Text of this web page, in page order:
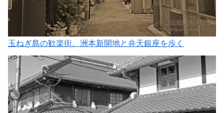
玉ねぎ島の歓楽街。洲本新開地と弁天銀座を歩く